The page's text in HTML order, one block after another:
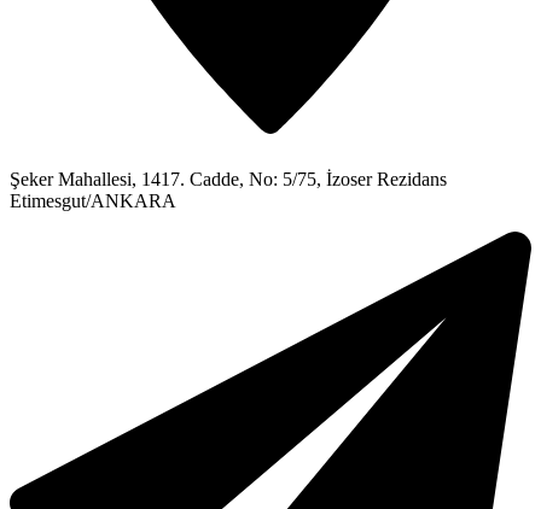
Şeker Mahallesi, 1417. Cadde, No: 5/75, İzoser Rezidans
Etimesgut/ANKARA